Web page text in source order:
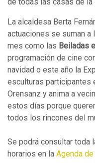
La alcaldesa Berta
actuaciones se suman a
mes como las Beiladas
programación de cine
navidad o este año la
esculturas participantes
Orensanz y anima a
estos días porque
todos los rincones del
Se podrá consultar toda
horarios en la Agenda